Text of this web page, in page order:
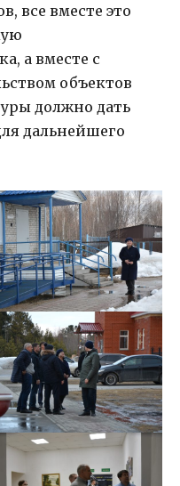
все вместе это
а вместе с
объектов
должно дать
дальнейшего